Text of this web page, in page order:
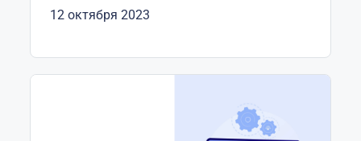
12 октября 2023